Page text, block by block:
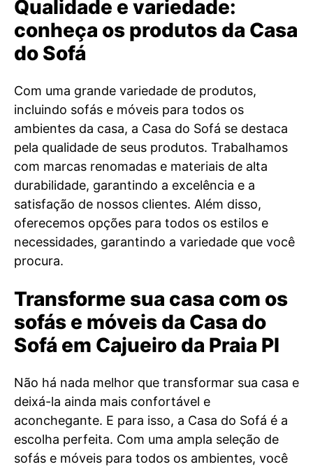
Qualidade e variedade:
conheça os produtos da Casa
do Sofá
Com uma grande variedade de produtos,
incluindo sofás e móveis para todos os
ambientes da casa, a Casa do Sofá se destaca
pela qualidade de seus produtos. Trabalhamos
com marcas renomadas e materiais de alta
durabilidade, garantindo a excelência e a
satisfação de nossos clientes. Além disso,
oferecemos opções para todos os estilos e
necessidades, garantindo a variedade que você
procura.
Transforme sua casa com os
sofás e móveis da Casa do
Sofá em Cajueiro da Praia PI
Não há nada melhor que transformar sua casa e
deixá-la ainda mais confortável e
aconchegante. E para isso, a Casa do Sofá é a
escolha perfeita. Com uma ampla seleção de
sofás e móveis para todos os ambientes, você